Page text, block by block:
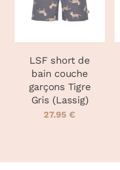
A
PLUSIEURS
PEUVENT
ÊTRE
CHOISIES
SUR
LA
PAGE
DU
LSF short de
bain couche
garçons Tigre
Gris (Lassig)
27.95€